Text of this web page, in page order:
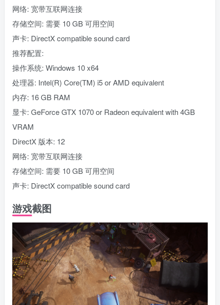
网络: 宽带互联网连接
存储空间: 需要 10 GB 可用空间
声卡: DirectX compatible sound card
推荐配置:
操作系统: Windows 10 x64
处理器: Intel(R) Core(TM) i5 or AMD equivalent
内存: 16 GB RAM
显卡: GeForce GTX 1070 or Radeon equivalent with 4GB
VRAM
DirectX 版本: 12
网络: 宽带互联网连接
存储空间: 需要 10 GB 可用空间
声卡: DirectX compatible sound card
游戏截图